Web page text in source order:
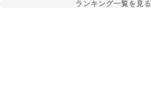
ランキング一覧を見る